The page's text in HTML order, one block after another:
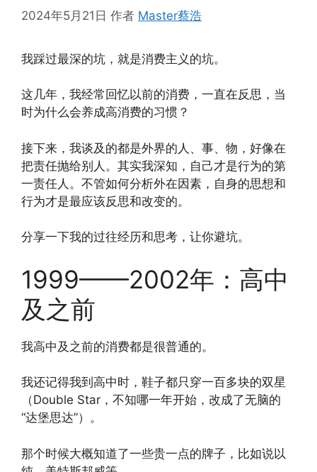
2024年5月21日 作者 Master蔡浩
我踩过最深的坑，就是消费主义的坑。
这几年，我经常回忆以前的消费，一直在反思，当
时为什么会养成高消费的习惯？
接下来，我谈及的都是外界的人、事、物，好像在
把责任抛给别人。其实我深知，自己才是行为的第
一责任人。不管如何分析外在因素，自身的思想和
行为才是最应该反思和改变的。
分享一下我的过往经历和思考，让你避坑。
1999——2002年：高中
及之前
我高中及之前的消费都是很普通的。
我还记得我到高中时，鞋子都只穿一百多块的双星
（Double Star，不知哪一年开始，改成了无脑的
“达堡思达”）。
那个时候大概知道了一些贵一点的牌子，比如说以